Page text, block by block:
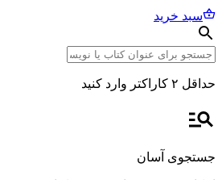
سبد خرید
حداقل ۲ کاراکتر وارد کنید
جستجوی آسان